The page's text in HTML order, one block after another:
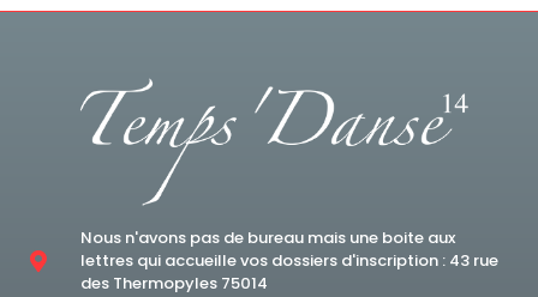
Nous n'avons pas de bureau mais une boite aux
lettres qui accueille vos dossiers d'inscription : 43 rue
des Thermopyles 75014